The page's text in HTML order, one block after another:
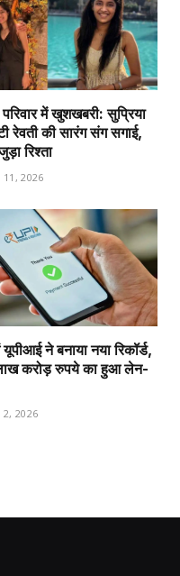
में खुशखबरी: सुप्रिया
रेवती की सारंग संग सगाई,
रिश्ता
11, 2026
ने बनाया नया रिकॉर्ड,
करोड़ रुपये का हुआ लेन-
2, 2026